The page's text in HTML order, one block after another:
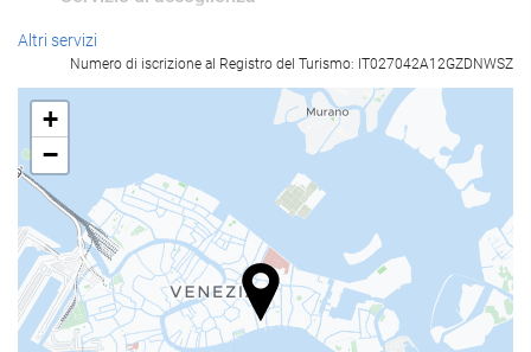
reception 24 ore su 24
Pasto e bevanda
Ristorante à la carte
Bar
Strutture business
Centro business
Altri servizi
Numero di iscrizione al Registro del Turismo: IT027042A12GZDNWSZ
+
−